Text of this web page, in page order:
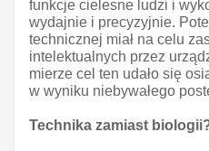
funkcje cielesne ludzi i
wydajnie i precyzyjnie.
technicznej miał na celu
intelektualnych przez
mierze cel ten udało się
w wyniku niebywałego
Technika zamiast